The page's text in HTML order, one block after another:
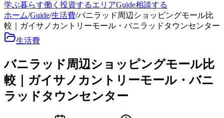
学ぶ暮らす働く 投資するエリアGuide相談する
ホーム/Guide/生活費/バニラッド周辺ショッピングモール比
較｜ガイサノカントリーモール・バニラッドタウンセンター
生活費
バニラッド周辺ショッピングモール比
較｜ガイサノカントリーモール・バニ
ラッドタウンセンター